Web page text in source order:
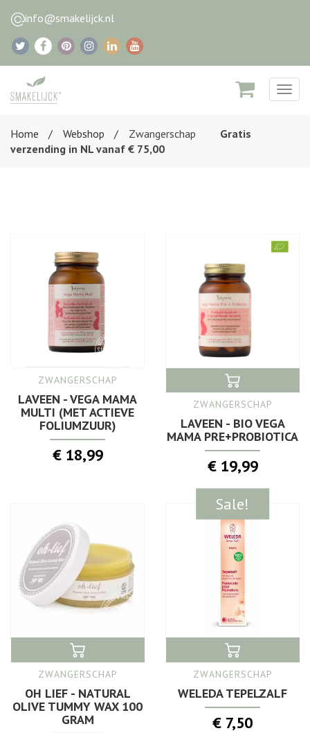
info@smakelijck.nl
Home
Webshop Zwangerschap
Gratis
verzending in NL vanaf € 75,00
ZWANGERSCHAP
LAVEEN - VEGA MAMA
MULTI (MET ACTIEVE
FOLIUMZUUR)
€ 18,99
ZWANGERSCHAP
LAVEEN - BIO VEGA
MAMA PRE+PROBIOTICA
€ 19,99
ZWANGERSCHAP
OH LIEF - NATURAL
OLIVE TUMMY WAX 100
GRAM
Sale!
ZWANGERSCHAP
WELEDA TEPELZALF
€ 7,50